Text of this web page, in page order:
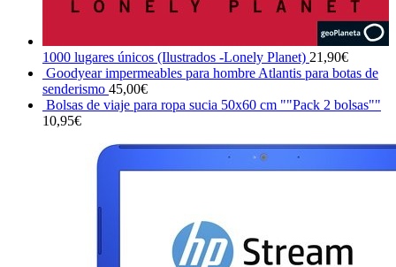
1000 lugares únicos (Ilustrados -Lonely Planet) 21,90€
Goodyear impermeables para hombre Atlantis para botas de
senderismo 45,00€
Bolsas de viaje para ropa sucia 50x60 cm ""Pack 2 bolsas""
10,95€